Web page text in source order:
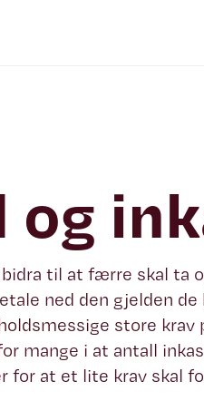
og
bidra til at færre skal ta
ned den gjelden
store krav
mange i at antall
for at et lite krav skal